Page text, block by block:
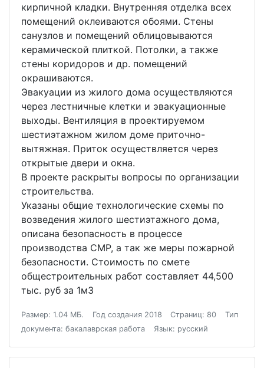
кирпичной кладки. Внутренняя отделка всех
помещений оклеиваются обоями. Стены
санузлов и помещений облицовываются
керамической плиткой. Потолки, а также
стены коридоров и др. помещений
окрашиваются.
Эвакуации из жилого дома осуществляются
через лестничные клетки и эвакуационные
выходы. Вентиляция в проектируемом
шестиэтажном жилом доме приточно-
вытяжная. Приток осуществляется через
открытые двери и окна.
В проекте раскрыты вопросы по организации
строительства.
Указаны общие технологические схемы по
возведения жилого шестиэтажного дома,
описана безопасность в процессе
производства СМР, а так же меры пожарной
безопасности. Стоимость по смете
общестроительных работ составляет 44,500
тыс. руб за 1м3
Размер: 1.04 МБ. Год создания 2018 Страниц: 80
Тип
документа: бакалаврская работа
Язык: русский